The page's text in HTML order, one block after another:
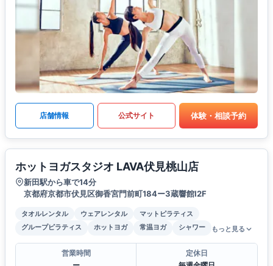
店舗情報 公式サイト 体験・相談予約
ホットヨガスタジオ LAVA伏見桃山店
新田駅から車で14分
京都府京都市伏見区御香宮門前町184ー3蔵響館I2F
タオルレンタル ウェアレンタル
マットピラティス
グループピラティス
ホットヨガ 常温ヨガ シャワー もっと見る
営業時間
定休日